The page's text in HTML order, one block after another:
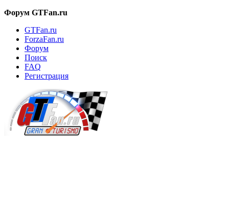
Форум GTFan.ru
GTFan.ru
ForzaFan.ru
Форум
Поиск
FAQ
Регистрация